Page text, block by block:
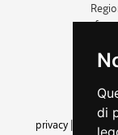
di
c.f.
privacy
cookie |